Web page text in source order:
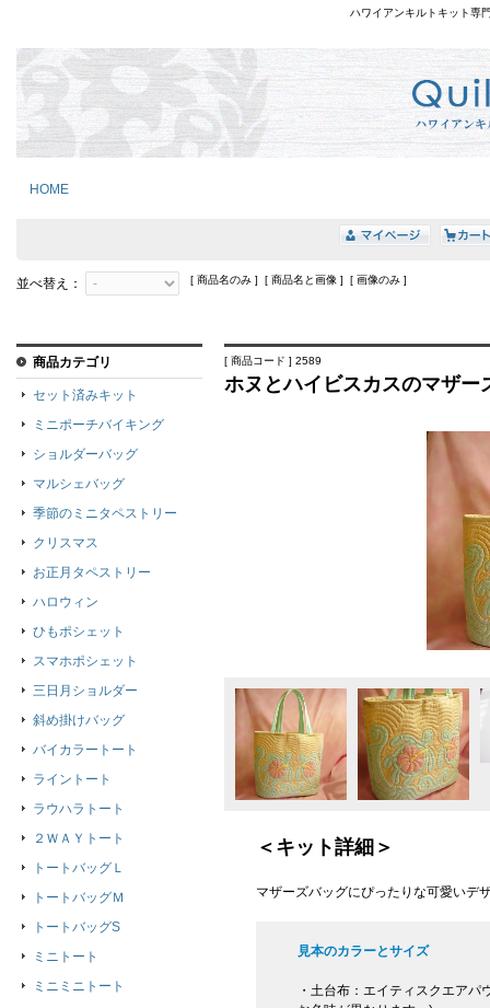
ハワイアンキルトキット専
HOME
並べ替え： [ 商品名のみ ] [ 商品名と画像 ] [ 画像のみ ]
[ 商品コード ] 2589
ホヌとハイビスカスのマザー
＜キット詳細＞
マザーズバッグにぴったりな可愛いデ
見本のカラーとサイズ
・土台布：エイティスクエア
商品カテゴリ
セット済みキット
ミニポーチバイキング
ショルダーバッグ
マルシェバッグ
季節のミニタペストリー
クリスマス
お正月タペストリー
ハロウィン
ひもポシェット
スマホポシェット
三日月ショルダー
斜め掛けバッグ
バイカラートート
ライントート
ラウハラトート
２ＷＡＹトート
トートバッグＬ
トートバッグＭ
トートバッグS
ミニトート
ミニミニトート